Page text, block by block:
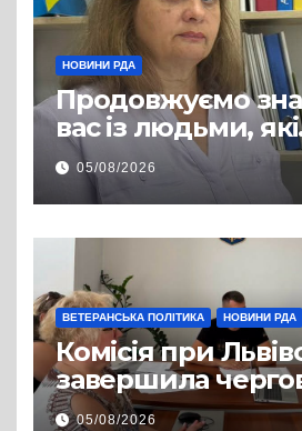
НОВИНИ РДА
Продовжуємо
вас із людьми, які
допомагають
захисникам і
повертатися до
життя
05/08/2026
ВЕТЕРАНСЬКА ПОЛІТИКА НОВИНИ РДА
Комісія при
завершила
співбесіди та
05/08/2026